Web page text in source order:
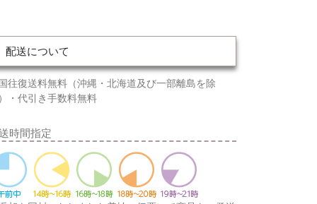
配送について
往復送料無料（沖縄・北海道及び一部離島を除
・代引き手数料無料
時間指定